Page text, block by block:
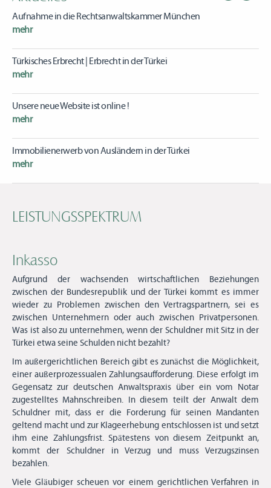
Aufnahme in die Rechtsanwaltskammer München
mehr
Türkisches Erbrecht | Erbrecht in der Türkei
mehr
Unsere neue Website ist online !
mehr
Immobilienerwerb von Ausländern in der Türkei
mehr
mehr
mehr
Wir sind umgezogen !
mehr
Herzlich Willkommen im Team Deniz Aksu !
mehr
Event mit der Medizinstudentencommunity Atlas -alles über
Medizinrecht, Arzthaftung und Patientenrechte
mehr
Treffen mit der türkische Jura Studenten Union -Anläßlich des
Tag des Rechtsanwalts
mehr
LEISTUNGSSPEKTRUM
Inkasso
Aufgrund der wachsenden wirtschaftlichen Beziehungen
zwischen der Bundesrepublik und der Türkei kommt es immer
wieder zu Problemen zwischen den Vertragspartnern, sei es
zwischen Unternehmern oder auch zwischen Privatpersonen.
Was ist also zu unternehmen, wenn der Schuldner mit Sitz in der
Türkei etwa seine Schulden nicht bezahlt?
Im außergerichtlichen Bereich gibt es zunächst die Möglichkeit,
einer außerprozessualen Zahlungsaufforderung. Diese erfolgt im
Gegensatz zur deutschen Anwaltspraxis über ein vom Notar
zugestelltes Mahnschreiben. In diesem teilt der Anwalt dem
Schuldner mit, dass er die Forderung für seinen Mandanten
geltend macht und zur Klageerhebung entschlossen ist und setzt
ihm eine Zahlungsfrist. Spätestens von diesem Zeitpunkt an,
kommt der Schuldner in Verzug und muss Verzugszinsen
bezahlen.
Viele Gläubiger scheuen vor einem gerichtlichen Verfahren in